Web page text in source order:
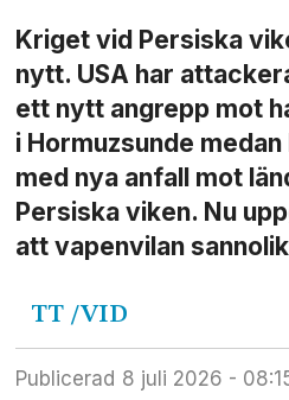
Kriget vid Persiska
nytt. USA har
ett nytt angrepp mot
i Hormuz­sunde
med nya anfall mot
Persiska viken. Nu
att vapenvilan
TT /VID
Publicerad
8 juli 2026 -